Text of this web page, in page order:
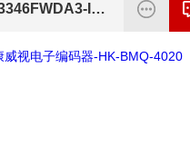
DS-2CD3346FWDA3-I智能警戒400万海螺型网络摄像机海康威视